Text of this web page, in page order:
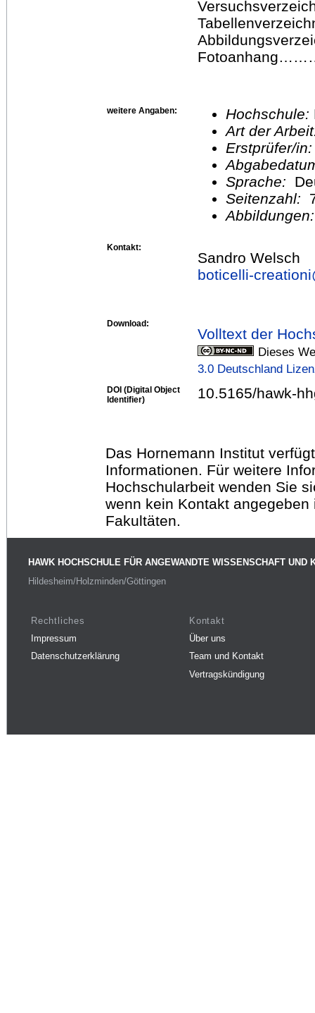
weitere Angaben: Hochschule:
Art der
Erstprüfer/
Sprache:
Seitenzahl:
Kontakt:
Sandro Welsch
boticelli-
Download:
Volltext der
Dieses
3.0 Deutschland
DOI (Digital Object
Identifier)
10.5165/hawk-
Das Hornemann Institut
Informationen. Für weitere
Hochschularbeit wenden Sie
wenn kein Kontakt
Fakultäten.
HAWK HOCHSCHULE FÜR ANGEWANDTE WISSENSCHAFT UND
Hildesheim/Holzminden/Göttingen
Rechtliches
Impressum
Datenschutzerklärung
Kontakt
Über uns
Team und Kontakt
Vertragskündigung